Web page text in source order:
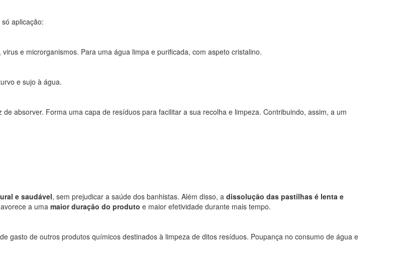
aplicação:
e microrganismos. Para uma água limpa e purificada, com aspeto cristalino.
e sujo à água.
absorver. Forma uma capa de resíduos para facilitar a sua recolha e limpeza. Contribuindo, assim, a um
e saudável, sem prejudicar a saúde dos banhistas. Além disso, a dissolução das pastilhas é lenta e
a uma maior duração do produto e maior efetividade durante mais tempo.
gasto de outros produtos químicos destinados à limpeza de ditos resíduos. Poupança no consumo de água e